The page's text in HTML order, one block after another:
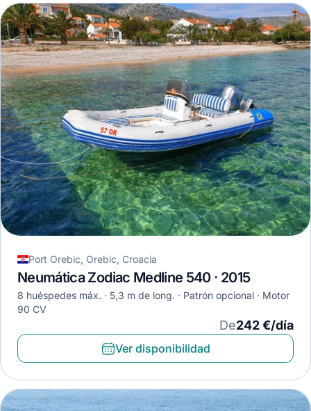
Port Orebic, Orebic, Croacia
Neumática Zodiac Medline 540 · 2015
8 huéspedes máx. 5,3 m de long. Patrón opcional
Motor
90 CV
De242 €/día
Ver disponibilidad